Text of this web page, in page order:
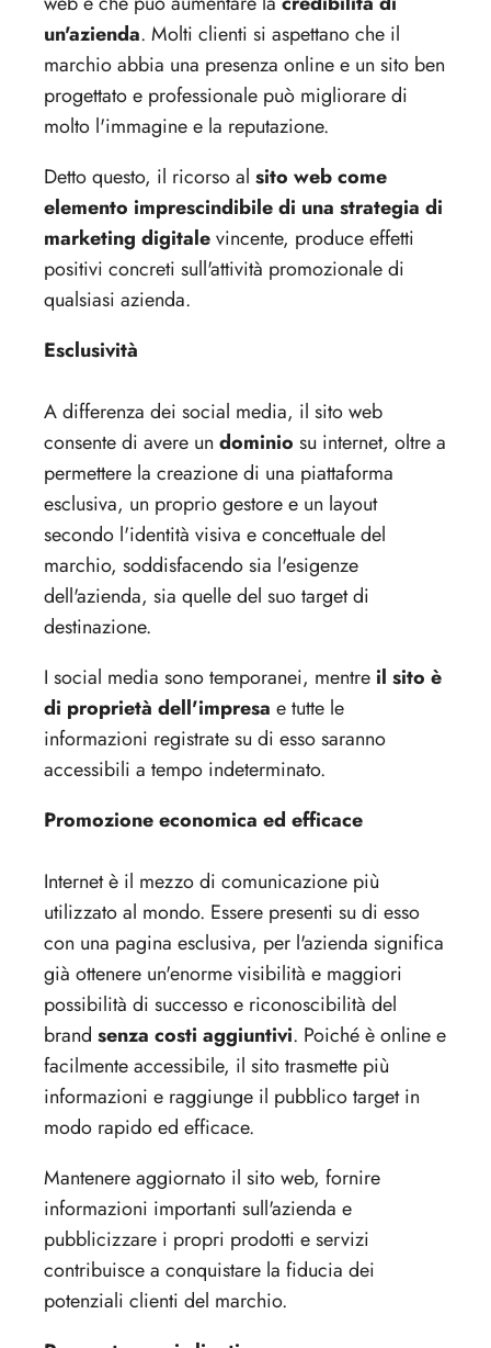
un'azienda. Molti clienti si aspettano che il
marchio abbia una presenza online e un sito ben
progettato e professionale può migliorare di
molto l'immagine e la reputazione.
Detto questo, il ricorso al sito web come
elemento imprescindibile di una strategia di
marketing digitalevincente, produce effetti
positivi concreti sull'attività promozionale di
qualsiasi azienda.
Esclusività
A differenza dei social media, il sito web
consente di avere un dominio su internet, oltre a
permettere la creazione di una piattaforma
esclusiva, un proprio gestore e un layout
secondo l'identità visiva e concettuale del
marchio, soddisfacendo sia l'esigenze
dell'azienda, sia quelle del suo target di
destinazione.
I social media sono temporanei, mentre il sito è
di proprietà dell'impresa e tutte le
informazioni registrate su di esso saranno
accessibili a tempo indeterminato.
Promozione economica ed efficace
Internet è il mezzo di comunicazione più
utilizzato al mondo. Essere presenti su di esso
con una pagina esclusiva, per l'azienda significa
già ottenere un'enorme visibilità e maggiori
possibilità di successo e riconoscibilità del
brand senza costi aggiuntivi. Poiché è online e
facilmente accessibile, il sito trasmette più
informazioni e raggiunge il pubblico target in
modo rapido ed efficace.
Mantenere aggiornato il sito web, fornire
informazioni importanti sull'azienda e
pubblicizzare i propri prodotti e servizi
contribuisce a conquistare la fiducia dei
potenziali clienti del marchio.